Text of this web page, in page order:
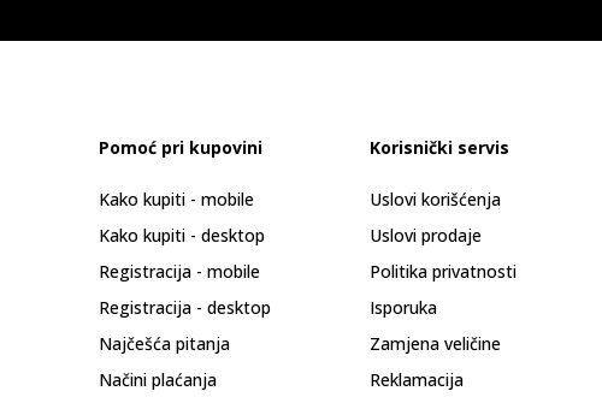
Pomoć pri kupovini
Kako kupiti - mobile
Kako kupiti - desktop
Registracija - mobile
Registracija - desktop
Najčešća pitanja
Načini plaćanja
Korisnički servis
Uslovi korišćenja
Uslovi prodaje
Politika privatnosti
Isporuka
Zamjena veličine
Reklamacija